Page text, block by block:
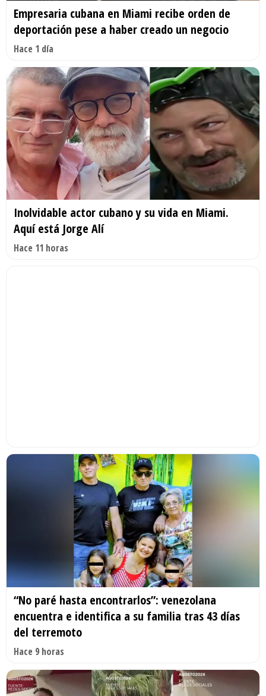
Empresaria cubana en Miami recibe orden de
deportación pese a haber creado un negocio
Hace 1 día
Inolvidable actor cubano y su vida en Miami.
Aquí está Jorge Alí
Hace 11 horas
“No paré hasta encontrarlos”: venezolana
encuentra e identifica a su familia tras 43 días
del terremoto
Hace 9 horas